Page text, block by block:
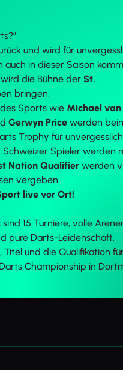
und wird für
in dieser Saison
die Bühne der St.
bringen.
Sports wie Michael van
Gerwyn Price werden
Trophy für
Spieler werden
Nation Qualifier werden
vergeben.
live vor Ort!
sind 15 Turniere, volle
pure Darts-Leidenschaft.
und die Qualifikation
Championship in